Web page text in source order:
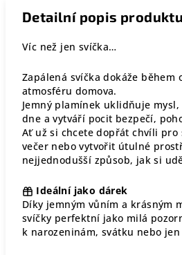
Detailní popis produktu
Víc než jen svíčka…
Zapálená svíčka dokáže během
atmosféru domova.
Jemný plamínek uklidňuje
dne a vytváří pocit bezpečí,
Ať už si chcete dopřát chvíli
večer nebo vytvořit útulné
nejjednodušší způsob, jak si
Ideální jako dárek
Díky jemným vůním a krásným
svíčky perfektní jako milá
k narozeninám, svátku nebo